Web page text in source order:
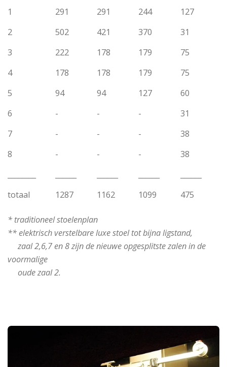
1
291 291 244
127
2
502 421 370
31
3
222 178 179
75
4
178 178 179
75
5
94 94 127
60
6
- - -
31
7
- - -
38
8
- - -
38
totaal
1287 1162 1099 475
* traditioneel stoelenplan
** elektrisch verstelbare luxe stoel tot bijna ligstand,
zaal 2,6,7 en 8 zijn de nieuwe opgesplitste zalen in de
voormalige
oude zaal 2.